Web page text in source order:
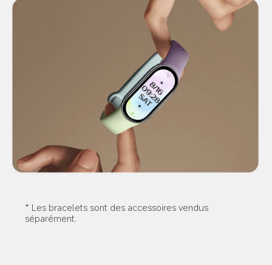
* Les bracelets sont des accessoires vendus
séparément.